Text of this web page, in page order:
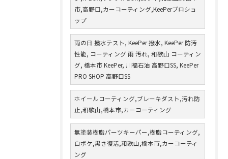
市,高野口,カーコーティング,KeePerプロショ
ップ
雨の日 撥水テスト, KeePer 撥水, KeePer 防汚
性能, コーティング 雨 汚れ, 和歌山 コーティン
グ, 橋本市 KeePer, 川福石油 高野口SS, KeePer
PRO SHOP 高野口SS
ホイールコーティング,ブレーキダスト,汚れ防
止,和歌山,橋本市,カーコーティング
無塗装樹脂パーツキーパー,樹脂コーティング,
白ボケ,黒さ復活,和歌山,橋本市,カーコーティ
ング